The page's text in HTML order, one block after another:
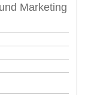
Marketing